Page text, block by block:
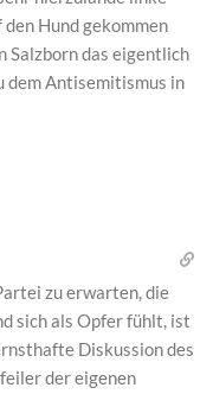
Hund gekommen
Salzborn das eigentlich
dem Antisemitismus in
zu erwarten, die
sich als Opfer fühlt, ist
Diskussion des
der eigenen